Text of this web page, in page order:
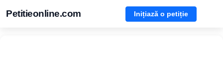
Petitieonline.com Inițiază o petiție